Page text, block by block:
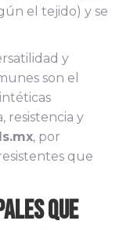
el tejido) y se
y
son el
resistencia y
, por
que
que